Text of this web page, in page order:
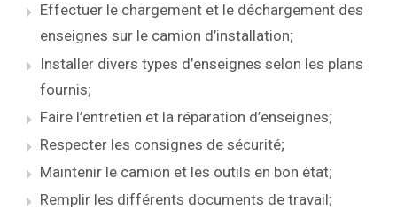
Effectuer le chargement et le déchargement des
enseignes sur le camion d’installation;
Installer divers types d’enseignes selon les plans
fournis;
Faire l’entretien et la réparation d’enseignes;
Respecter les consignes de sécurité;
Maintenir le camion et les outils en bon état;
Remplir les différents documents de travail;